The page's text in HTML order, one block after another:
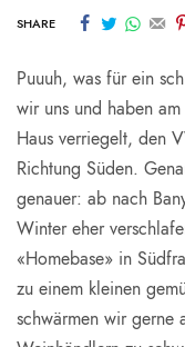
SHARE
Puuuh, was für ein
wir uns und haben
Haus verriegelt, den
Richtung Süden.
genauer: ab nach
Winter eher
«Homebase» in
zu einem kleinen
schwärmen wir gerne